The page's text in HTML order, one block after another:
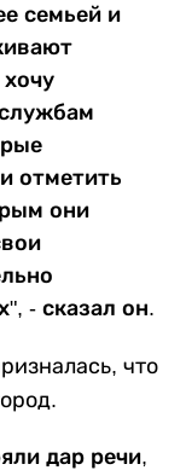
семьей и
отметить
они
- сказал он.
что
дар речи,